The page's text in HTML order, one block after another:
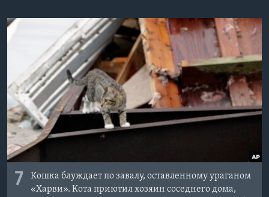
7
Кошка блуждает по завалу, оставленному ураганом
«Харви». Кота приютил хозяин соседнего дома,